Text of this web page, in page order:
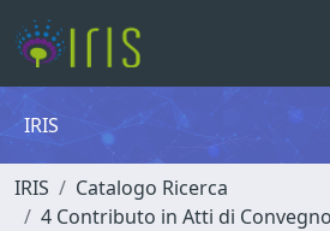
IRIS
IRIS
Catalogo Ricerca
4 Contributo in Atti di